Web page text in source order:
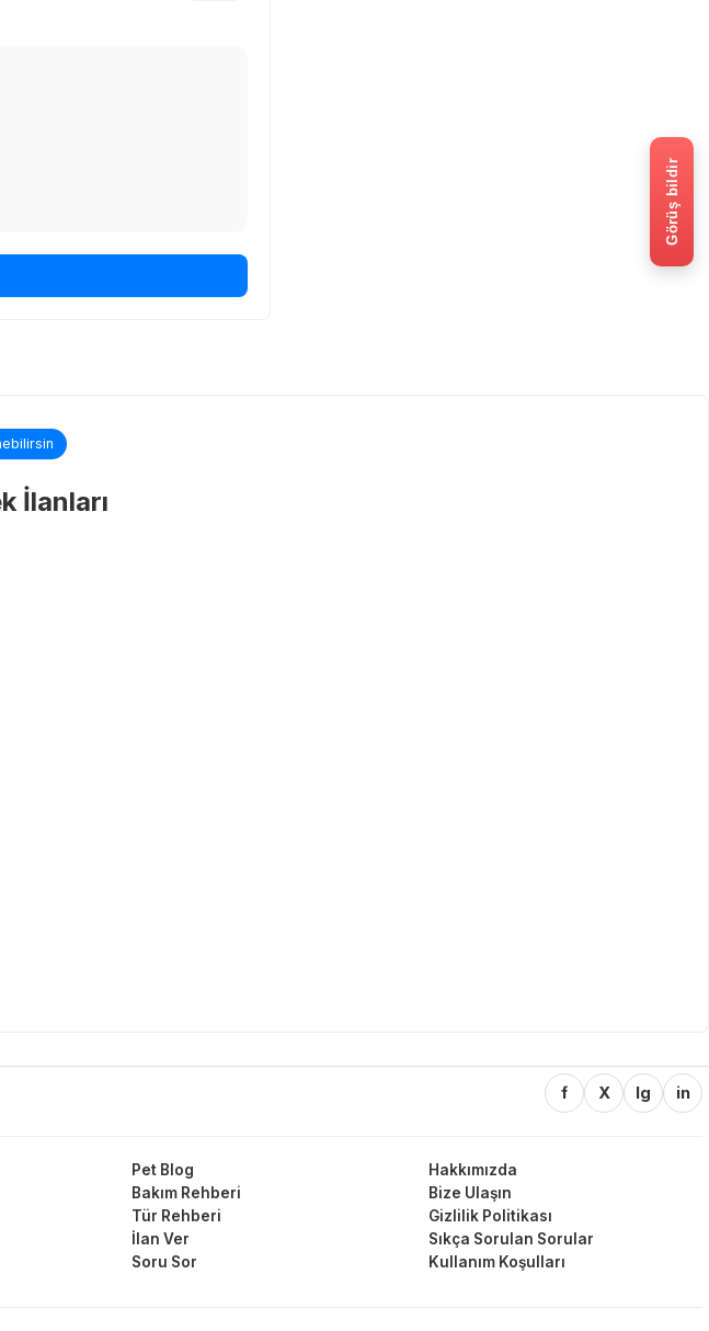
İlanları
f X Ig in
Pet Blog
Bakım Rehberi
Tür Rehberi
İlan Ver
Soru Sor
Hakkımızda
Bize Ulaşın
Gizlilik Politikası
Sıkça Sorulan Sorular
Kullanım Koşulları
Görüş bildir